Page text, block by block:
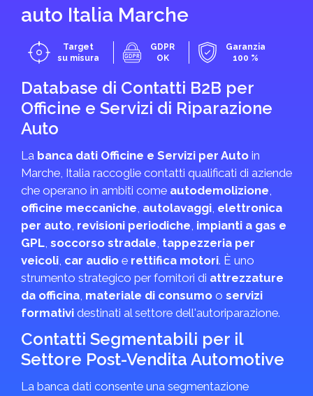
auto Italia Marche
Target
su misura
GDPR
OK
Garanzia
100 %
Database di Contatti B2B per
Officine e Servizi di Riparazione
Auto
La banca dati Officine e Servizi per Auto in
Marche, Italia raccoglie contatti qualificati di aziende
che operano in ambiti come autodemolizione,
officine meccaniche, autolavaggi, elettronica
per auto, revisioni periodiche, impianti a gas e
GPL, soccorso stradale, tappezzeria per
veicoli, car audio e rettifica motori. È uno
strumento strategico per fornitori di attrezzature
da officina, materiale di consumo o servizi
formativi destinati al settore dell'autoriparazione.
Contatti Segmentabili per il
Settore Post-Vendita Automotive
La banca dati consente una segmentazione